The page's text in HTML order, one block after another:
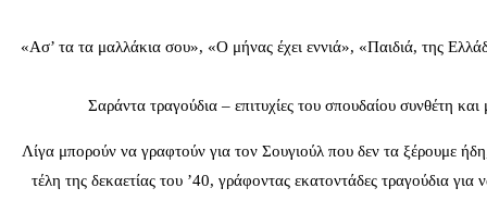
«Ασ’ τα τα μαλλάκια σου», «Ο μήνας έχει εννιά», «Παιδιά, της
Σαράντα τραγούδια – επιτυχίες του σπουδαίου συνθέτη
Λίγα μπορούν να γραφτούν για τον Σουγιούλ που δεν τα ξέρουμε
τέλη της δεκαετίας του ’40, γράφοντας εκατοντάδες τραγούδια